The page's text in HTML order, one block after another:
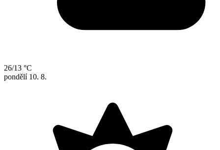
26/13 °C
pondělí 10. 8.